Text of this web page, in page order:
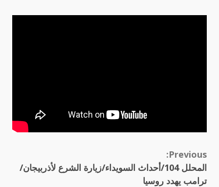
Continue
Reading
Previous:
المحلل 104/أحداث السويداء/زيارة الشرع لأذربيجان/
ترامب يهدد روسيا